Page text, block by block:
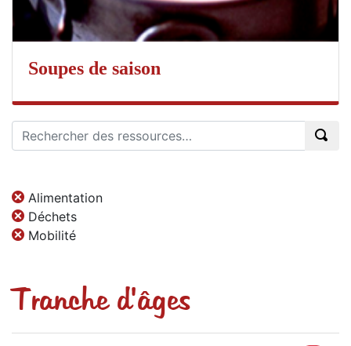
Soupes de saison
Alimentation
Déchets
Mobilité
Tranche d'âges